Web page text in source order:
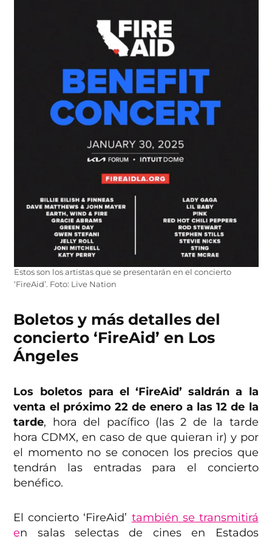
Estos son los artistas que se presentarán en el concierto
‘FireAid’. Foto: Live Nation
Boletos y más detalles del
concierto ‘FireAid’ en Los
Ángeles
Los boletos para el ‘FireAid’ saldrán a la
venta el próximo 22 de enero a las 12 de la
tarde, hora del pacífico (las 2 de la tarde
hora CDMX, en caso de que quieran ir) y por
el momento no se conocen los precios que
tendrán las entradas para el concierto
benéfico.
El concierto ‘FireAid’ también se transmitirá
en salas selectas de cines en Estados